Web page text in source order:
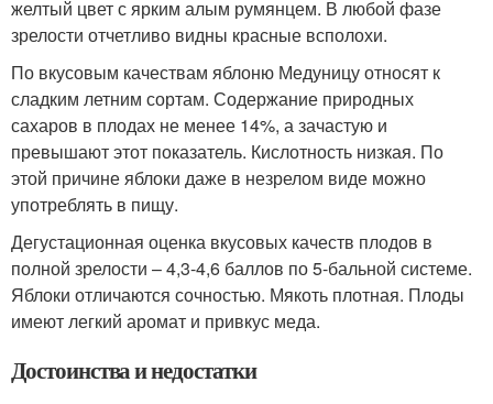
желтый цвет с ярким алым румянцем. В любой фазе
зрелости отчетливо видны красные всполохи.
По вкусовым качествам яблоню Медуницу относят к
сладким летним сортам. Содержание природных
сахаров в плодах не менее 14%, а зачастую и
превышают этот показатель. Кислотность низкая. По
этой причине яблоки даже в незрелом виде можно
употреблять в пищу.
Дегустационная оценка вкусовых качеств плодов в
полной зрелости – 4,3-4,6 баллов по 5-бальной системе.
Яблоки отличаются сочностью. Мякоть плотная. Плоды
имеют легкий аромат и привкус меда.
Достоинства и недостатки